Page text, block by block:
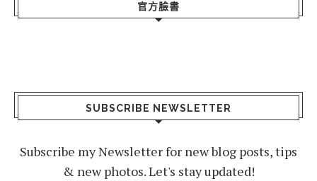
官方臉書
SUBSCRIBE NEWSLETTER
Subscribe my Newsletter for new blog posts, tips
& new photos. Let's stay updated!